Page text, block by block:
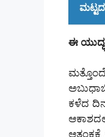
ಈ ಯುದ್ಧ
ಕಳೆದ